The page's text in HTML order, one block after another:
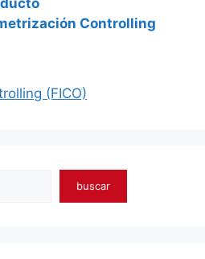
Controlling
(FICO)
buscar